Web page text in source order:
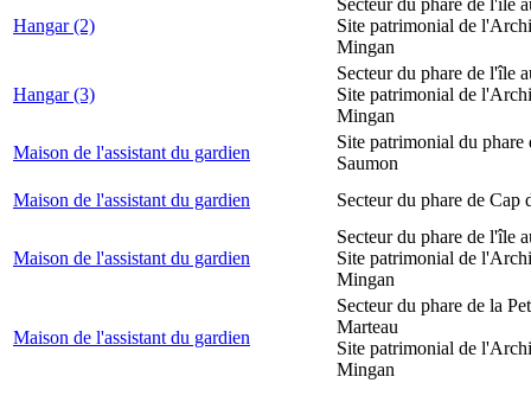
Hangar (2)
Secteur du phare de l'île
Site patrimonial de
Mingan
Hangar (3)
Secteur du phare de l'île
Site patrimonial de
Mingan
Maison de l'assistant du gardien
Site patrimonial du phare
Saumon
Maison de l'assistant du gardien
Secteur du phare de Cap
Maison de l'assistant du gardien
Secteur du phare de l'île
Site patrimonial de
Mingan
Maison de l'assistant du gardien
Secteur du phare de la
Marteau
Site patrimonial de
Mingan